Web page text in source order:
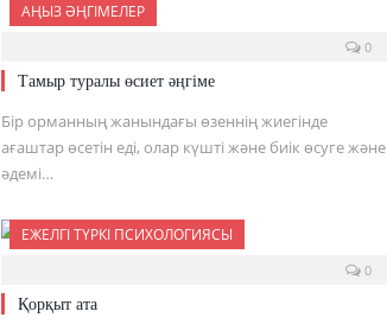
АҢЫЗ ӘҢГІМЕЛЕР
0
Тамыр туралы өсиет әңгіме
Бір орманның жанындағы өзеннің жиегінде
ағаштар өсетін еді, олар күшті және биік өсуге және
әдемі…
ЕЖЕЛГІ ТҮРКІ ПСИХОЛОГИЯСЫ
0
Қорқыт ата